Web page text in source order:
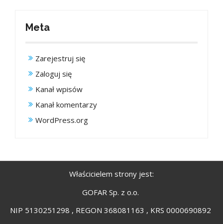
Meta
Zarejestruj się
Zaloguj się
Kanał wpisów
Kanał komentarzy
WordPress.org
Właścicielem strony jest:
GOFAR Sp. z o.o.
NIP 5130251298 , REGON 368081163 , KRS 0000690892